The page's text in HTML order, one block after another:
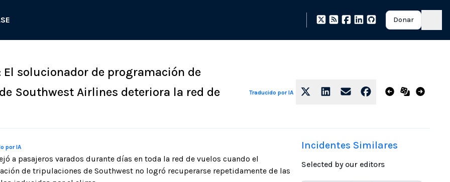
Donar
El solucionador de programación de
Southwest Airlines deteriora la red de
Traducido por IA
por IA
a pasajeros varados durante días en toda la red de vuelos cuando el
de tripulaciones de Southwest no logró recuperarse repetidamente de las
Incidentes Similares
Selected by our editors